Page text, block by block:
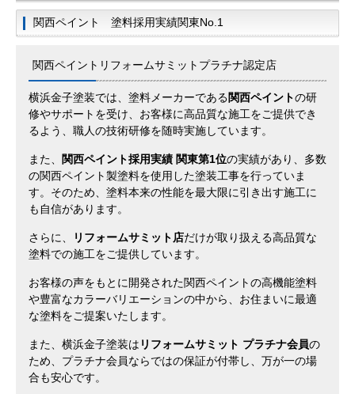
関西ペイント 塗料採用実績関東No.1
関西ペイントリフォームサミットプラチナ認定店
横浜金子塗装では、塗料メーカーである関西ペイントの研
修やサポートを受け、お客様に高品質な施工をご提供でき
るよう、職人の技術研修を随時実施しています。
また、 関西ペイント採用実績 関東第1位の実績があり、多数
の関西ペイント製塗料を使用した塗装工事を行っていま
す。そのため、塗料本来の性能を最大限に引き出す施工に
も自信があります。
さらに、 リフォームサミット店だけが取り扱える高品質な
塗料での施工をご提供しています。
お客様の声をもとに開発された関西ペイントの高機能塗料
や豊富なカラーバリエーションの中から、お住まいに最適
な塗料をご提案いたします。
また、横浜金子塗装は リフォームサミット プラチナ会員の
ため、プラチナ会員ならではの保証が付帯し、万が一の場
合も安心です。